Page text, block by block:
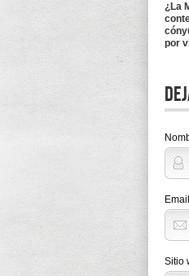
¿La
por
Email
Sitio